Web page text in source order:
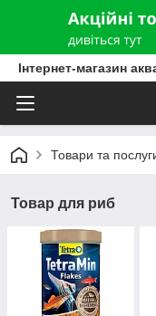
Інтернет-магазин
Товари та
Товар для риб